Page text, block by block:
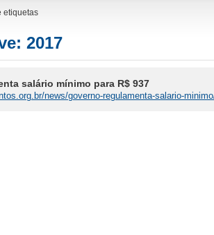
etiquetas
2017
salário mínimo para R$ 937
news/governo-regulamenta-salario-